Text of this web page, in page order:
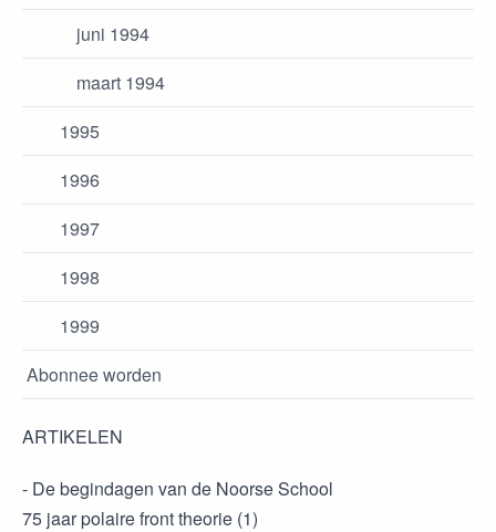
juni 1994
maart 1994
1995
1996
1997
1998
1999
Abonnee worden
ARTIKELEN
- De begindagen van de Noorse School
75 jaar polaire front theorie (1)